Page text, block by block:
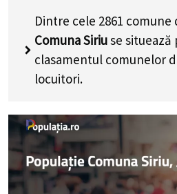
Dintre cele 2861 comune
Comuna Siriuse situează
clasamentul comunelor
locuitori.